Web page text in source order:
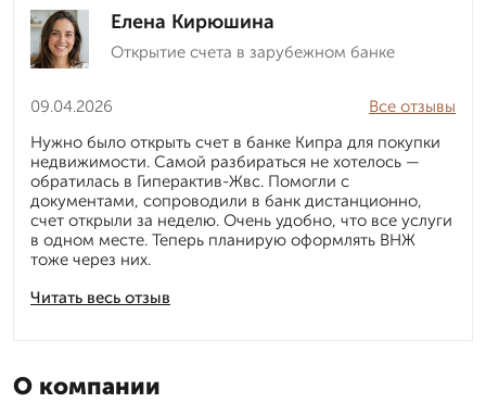
Елена Кирюшина
Открытие счета в зарубежном банке
09.04.2026
Читать весь отзыв
Все отзывы
Нужно было открыть счет в банке Кипра для покупки
недвижимости. Самой разбираться не хотелось —
обратилась в Гиперактив-Жвс. Помогли с
документами, сопроводили в банк дистанционно,
счет открыли за неделю. Очень удобно, что все услуги
в одном месте. Теперь планирую оформлять ВНЖ
тоже через них.
О компании